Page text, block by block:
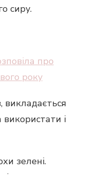
сиру.
про
року
і
зелені.